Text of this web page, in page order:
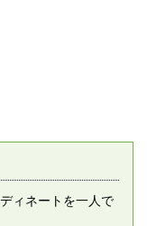
ィネートを一人で